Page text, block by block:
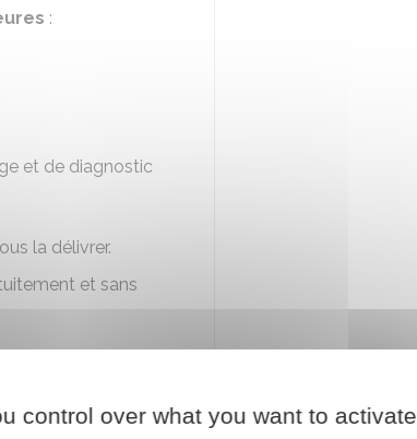
:
et de diagnostic
la délivrer.
et sans
et de diagnostic
control over what you want to activate